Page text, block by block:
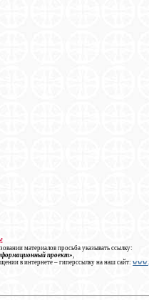
материалов просьба указывать ссылку:
проект»
в интернете – гиперссылку на наш сайт: